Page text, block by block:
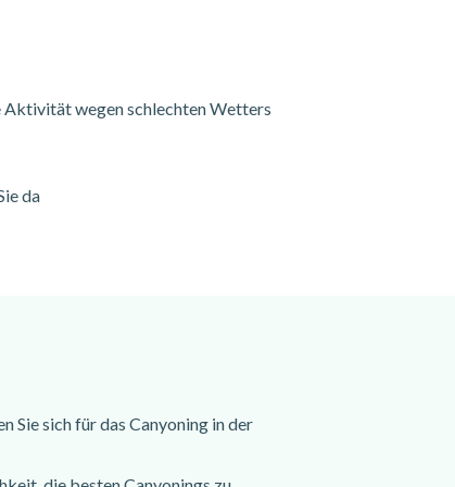
Aktivität wegen schlechten Wetters
da
Sie sich für das Canyoning in der